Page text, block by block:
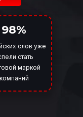
98%
слов уже
стать
маркой
компаний